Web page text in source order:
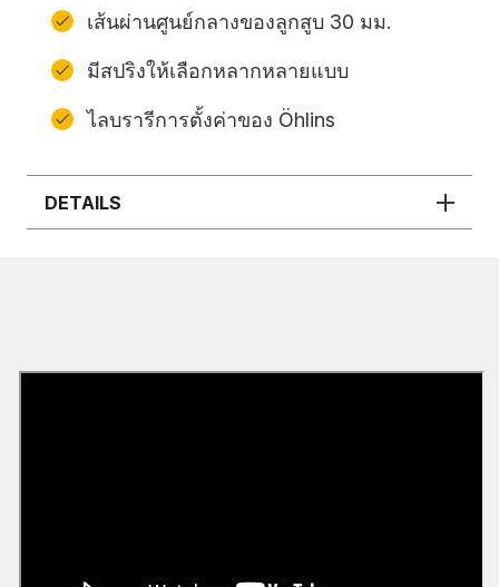
เส้นผ่านศูนย์กลางของลูกสูบ 30 มม.
มีสปริงให้เลือกหลากหลายแบบ
ไลบรารีการตั้งค่าของ Öhlins
DETAILS